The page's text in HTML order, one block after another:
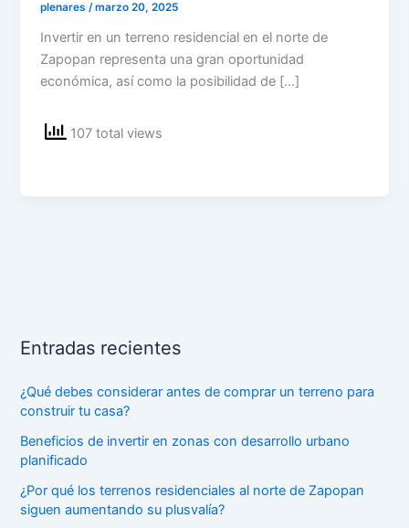
plenares/marzo 20, 2025
Invertir en un terreno residencial en el norte de
Zapopan representa una gran oportunidad
económica, así como la posibilidad de […]
107 total views
Entradas recientes
¿Qué debes considerar antes de comprar un terreno para
construir tu casa?
Beneficios de invertir en zonas con desarrollo urbano
planificado
¿Por qué los terrenos residenciales al norte de Zapopan
siguen aumentando su plusvalía?